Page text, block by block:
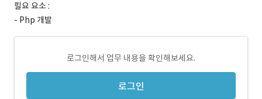
필요 요소 :
- Php 개발
로그인해서 업무 내용을 확인해보세요.
로그인